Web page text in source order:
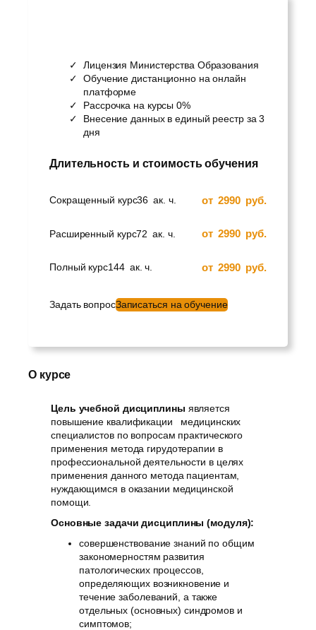
Лицензия Министерства Образования
Обучение дистанционно на онлайн
платформе
Рассрочка на курсы 0%
Внесение данных в единый реестр за 3
дня
Длительность и стоимость обучения
Сокращенный курс36 ак. ч. от 2990 руб.
Расширенный курс72 ак. ч. от 2990 руб.
Полный курс144 ак. ч. от 2990 руб.
Задать вопросЗаписаться на обучение
О курсе
Цель учебной дисциплины является
повышение квалификации медицинских
специалистов по вопросам практического
применения метода гирудотерапии в
профессиональной деятельности в целях
применения данного метода пациентам,
нуждающимся в оказании медицинской
помощи.
Основные задачи дисциплины (модуля):
совершенствование знаний по общим
закономерностям развития
патологических процессов,
определяющих возникновение и
течение заболеваний, а также
отдельных (основных) синдромов и
симптомов;